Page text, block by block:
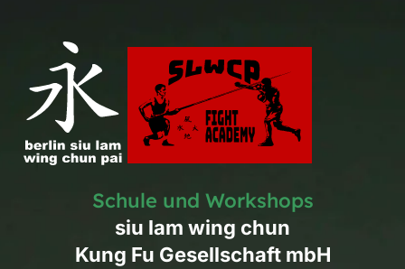
Schule und Workshops
siu lam wing chun
Kung Fu Gesellschaft mbH